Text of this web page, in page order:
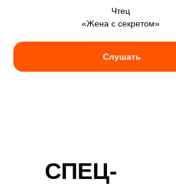
Чтец
«Жена с секретом»
Слушать
СПЕЦ-